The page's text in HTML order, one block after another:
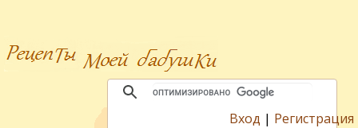
Вход | Регистрация